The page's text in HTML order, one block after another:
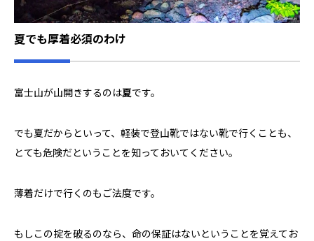
夏でも厚着必須のわけ
富士山が山開きするのは夏です。
でも夏だからといって、軽装で登山靴ではない靴で行くことも、
とても危険だということを知っておいてください。
薄着だけで行くのもご法度です。
もしこの掟を破るのなら、命の保証はないということを覚えてお